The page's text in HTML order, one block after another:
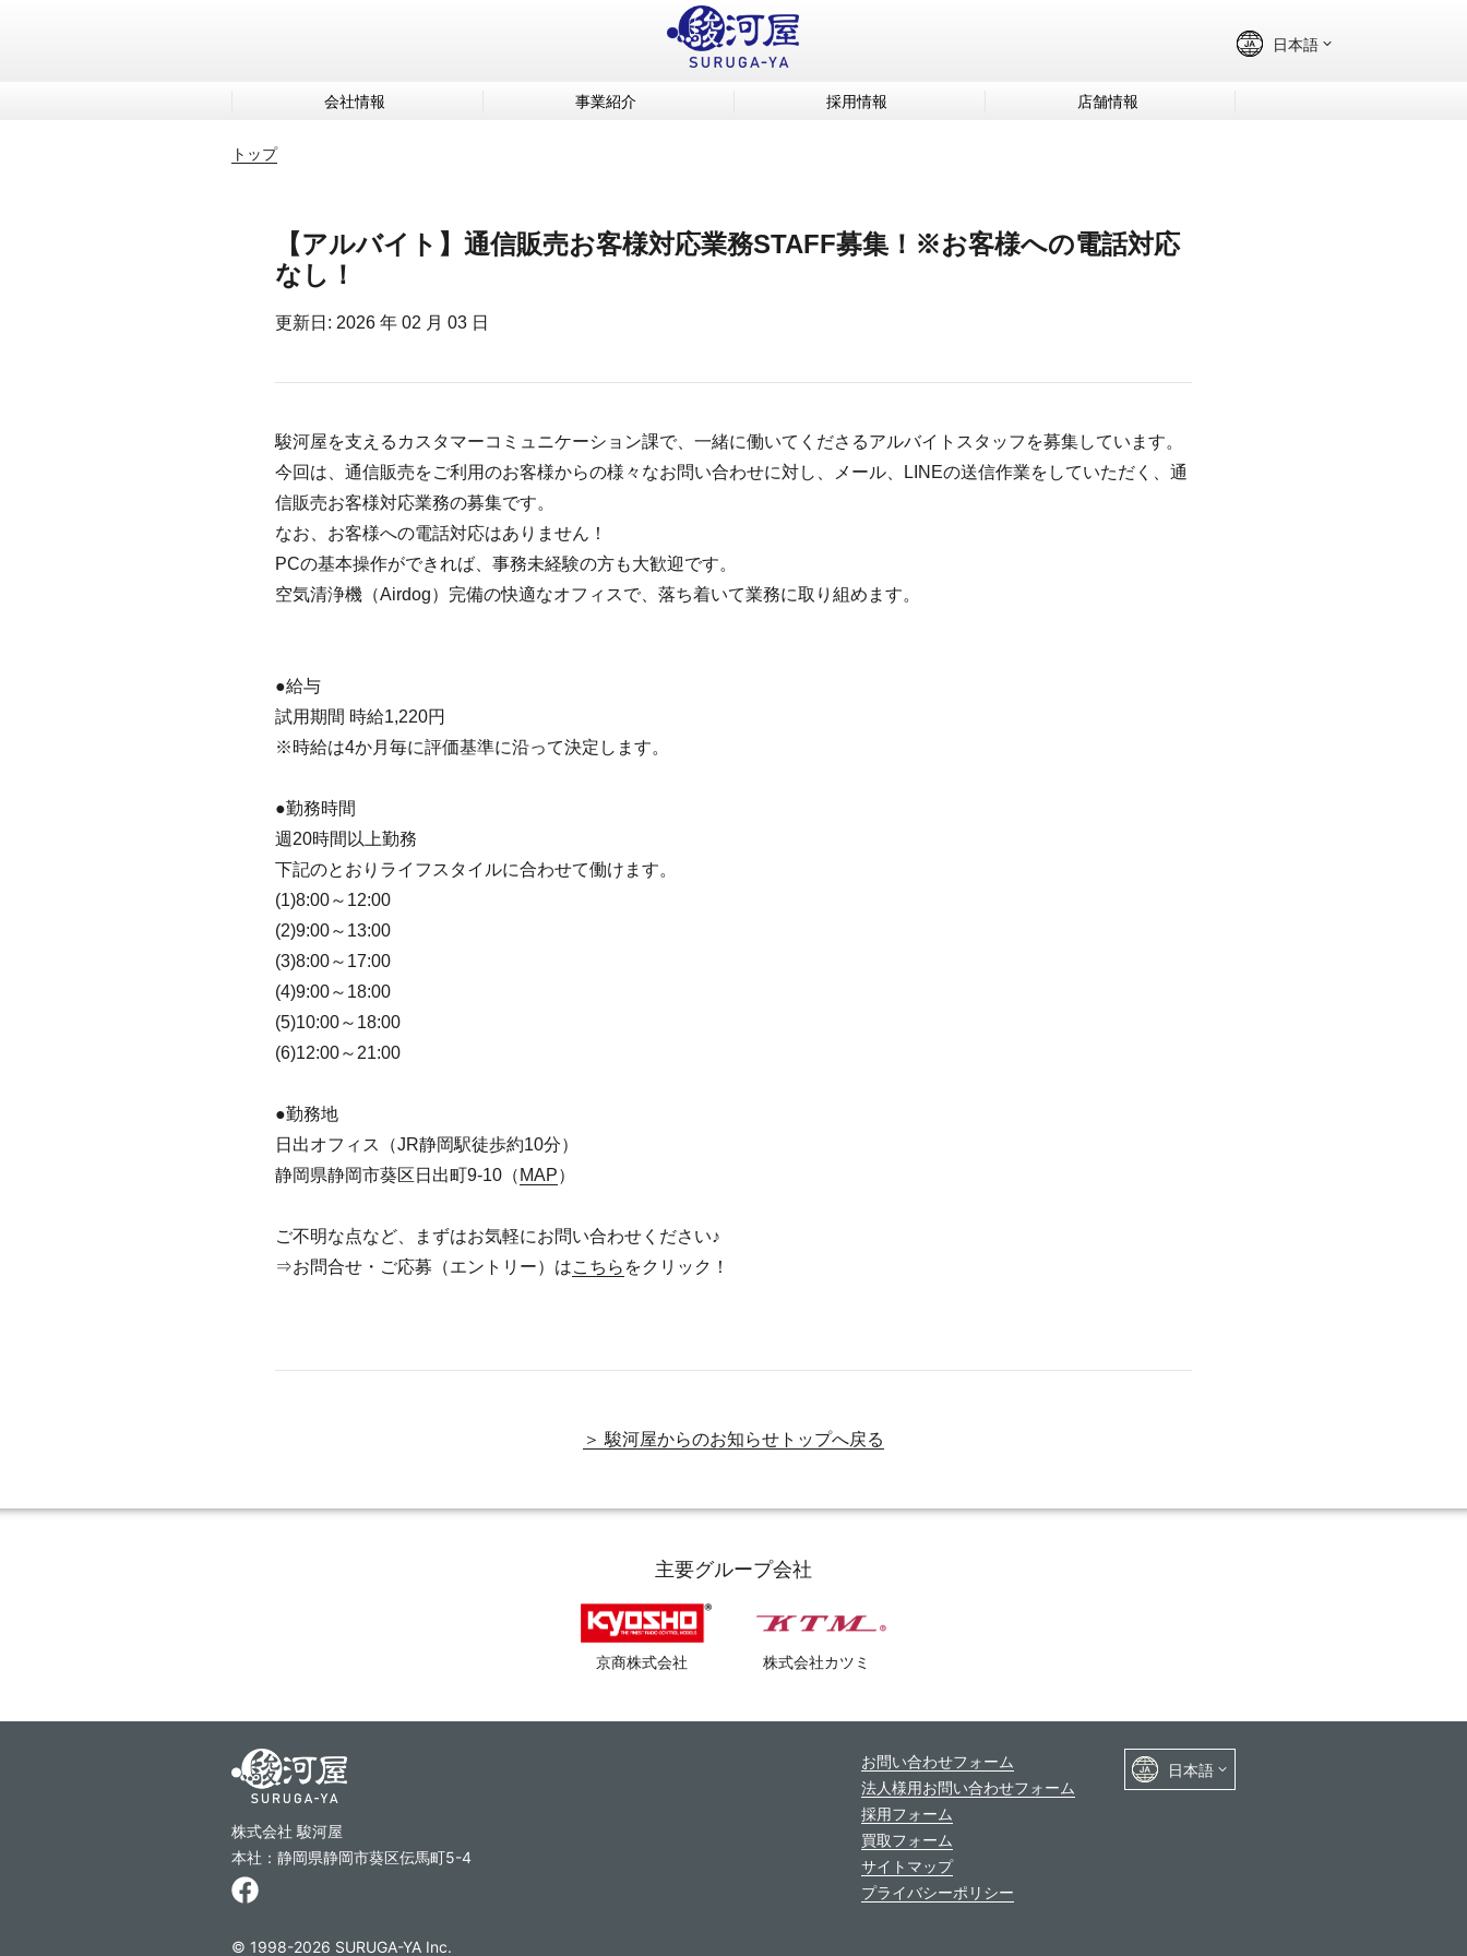
会社情報 事業紹介 採用情報 店舗情報
トップ
【アルバイト】通信販売お客様対応業務STAFF募集！※お客様への電話対応
なし！
更新日: 2026 年 02 月 03 日
駿河屋を支えるカスタマーコミュニケーション課で、一緒に働いてくださるアルバイトスタッフを募集しています。
今回は、通信販売をご利用のお客様からの様々なお問い合わせに対し、メール、LINEの送信作業をしていただく、通
信販売お客様対応業務の募集です。
なお、お客様への電話対応はありません！
PCの基本操作ができれば、事務未経験の方も大歓迎です。
空気清浄機（Airdog）完備の快適なオフィスで、落ち着いて業務に取り組めます。
●給与
試用期間 時給1,220円
※時給は4か月毎に評価基準に沿って決定します。
●勤務時間
週20時間以上勤務
下記のとおりライフスタイルに合わせて働けます。
(1)8:00～12:00
(2)9:00～13:00
(3)8:00～17:00
(4)9:00～18:00
(5)10:00～18:00
(6)12:00～21:00
●勤務地
日出オフィス（JR静岡駅徒歩約10分）
静岡県静岡市葵区日出町9-10（ MAP）
ご不明な点など、まずはお気軽にお問い合わせください♪
⇒お問合せ・ご応募（エントリー）はこちら をクリック！
＞ 駿河屋からのお知らせトップへ戻る
主要グループ会社
京商株式会社 株式会社カツミ
株式会社 駿河屋
本社：静岡県静岡市葵区伝馬町5-4
お問い合わせフォーム
法人様用お問い合わせフォーム
採用フォーム
買取フォーム
サイトマップ
プライバシーポリシー
© 1998-2026 SURUGA-YA Inc.